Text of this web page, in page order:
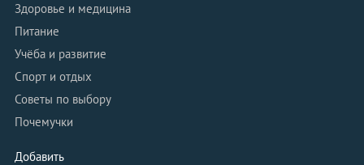
Здоровье и медицина
Питание
Учёба и развитие
Спорт и отдых
Советы по выбору
Почемучки
Добавить